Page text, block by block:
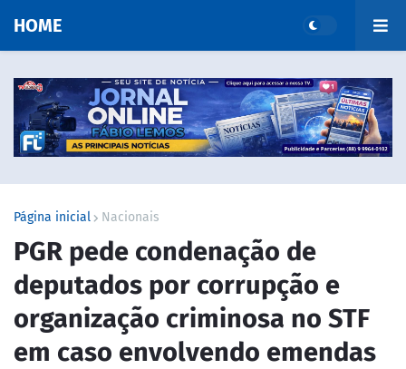
HOME
Página inicial Nacionais
PGR pede condenação de
deputados por corrupção e
organização criminosa no STF
em caso envolvendo emendas